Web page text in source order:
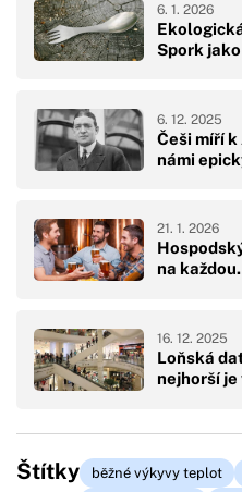
Spork
6. 1. 2026
Češi míří
námi
6. 12. 2025
na
21. 1. 2026
Loňská
nejhorší
16. 12. 2025
Štítky běžné výkyvy teplot